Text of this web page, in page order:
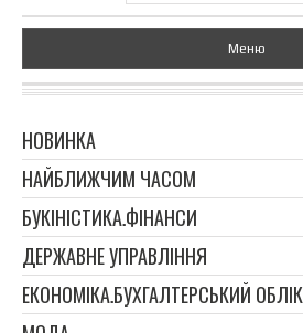
Меню
НОВИНКА
НАЙБЛИЖЧИМ ЧАСОМ
БУКІНІСТИКА.ФІНАНСИ
ДЕРЖАВНЕ УПРАВЛІННЯ
ЕКОНОМІКА.БУХГАЛТЕРСЬКИЙ ОБЛІК